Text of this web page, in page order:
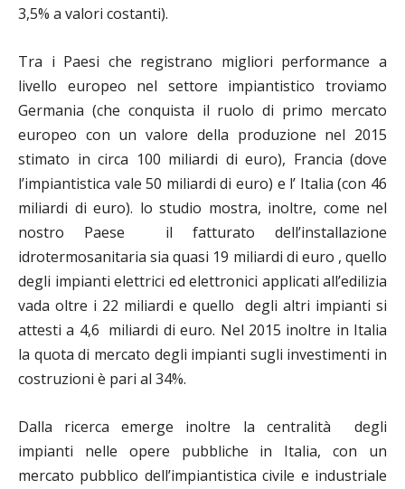
3,5% a valori costanti).
Tra i Paesi che registrano migliori performance a
livello europeo nel settore impiantistico troviamo
Germania (che conquista il ruolo di primo mercato
europeo con un valore della produzione nel 2015
stimato in circa 100 miliardi di euro), Francia (dove
l’impiantistica vale 50 miliardi di euro) e l’ Italia (con 46
miliardi di euro). lo studio mostra, inoltre, come nel
nostro Paese il fatturato dell’installazione
idrotermosanitaria sia quasi 19 miliardi di euro , quello
degli impianti elettrici ed elettronici applicati all’edilizia
vada oltre i 22 miliardi e quello degli altri impianti si
attesti a 4,6 miliardi di euro. Nel 2015 inoltre in Italia
la quota di mercato degli impianti sugli investimenti in
costruzioni è pari al 34%.
Dalla ricerca emerge inoltre la centralità degli
impianti nelle opere pubbliche in Italia, con un
mercato pubblico dell’impiantistica civile e industriale